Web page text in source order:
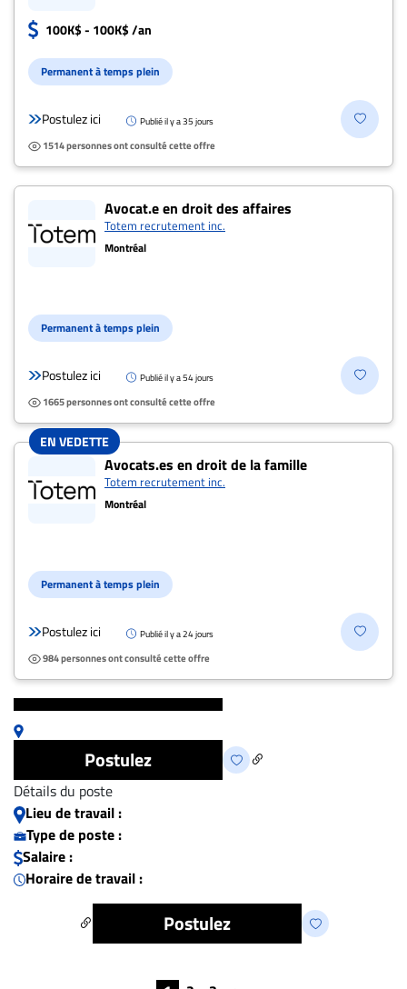
100K$ - 100K$ /an
Permanent à temps plein
Postulez ici Publié il y a 35 jours
1514 personnes ont consulté cette offre
Avocat.e en droit des affaires
Totem recrutement inc.
Montréal
Permanent à temps plein
Postulez ici Publié il y a 54 jours
1665 personnes ont consulté cette offre
EN VEDETTE
Avocats.es en droit de la famille
Totem recrutement inc.
Montréal
Permanent à temps plein
Postulez ici Publié il y a 24 jours
984 personnes ont consulté cette offre
Postulez
Détails du poste
Lieu de travail :
Type de poste :
Salaire :
Horaire de travail :
Postulez